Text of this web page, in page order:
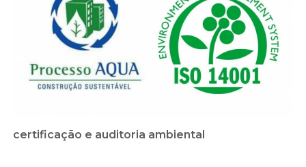
certificação e auditoria ambiental